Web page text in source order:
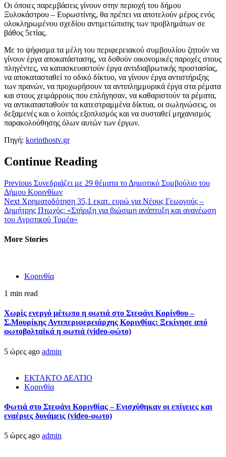
Οι όποιες παρεμβάσεις γίνουν στην περιοχή του δήμου
Ξυλοκάστρου – Ευρωστίνης, θα πρέπει να αποτελούν μέρος ενός
ολοκληρωμένου σχεδίου αντιμετώπισης των προβλημάτων σε
βάθος 5ετίας.
Με το ψήφισμα τα μέλη του περιφερειακού συμβουλίου ζητούν να
γίνουν έργα αποκατάστασης, να δοθούν οικονομικές παροχές στους
πληγέντες, να κατασκευαστούν έργα αντιδιαβρωτικής προστασίας,
να αποκατασταθεί το οδικό δίκτυο, να γίνουν έργα αντιστήριξης
των πρανών, να προχωρήσουν τα αντιπλημμυρικά έργα στα ρέματα
και στους χειμάρρους που επλήγησαν, να καθαριστούν τα ρέματα,
να αντικατασταθούν τα κατεστραμμένα δίκτυα, οι σωληνώσεις, οι
δεξαμενές και ο λοιπός εξοπλισμός και να συσταθεί μηχανισμός
παρακολούθησης όλων αυτών των έργων.
Πηγή: korinthostv.gr
Continue Reading
Previous Συνεδριάζει με 29 θέματα το Δημοτικό Συμβούλιο του
Δήμου Κορινθίων
Next Χρηματοδότηση 35,1 εκατ. ευρώ για Νέους Γεωργούς –
Δημήτρης Πτωχός: «Στήριξη για βιώσιμη ανάπτυξη και ανανέωση
του Αγροτικού Τομέα»
More Stories
Κορινθία
1 min read
Χωρίς ενεργό μέτωπο η φωτιά στο Στεφάνι Κορίνθου –
Σ.Μουρίκης Αντιπεριφερειάρχης Κορινθίας: Ξεκίνησε από
φωτοβολταϊκά η φωτιά (video-φώτο)
5 ώρες ago admin
ΕΚΤΑΚΤΟ ΔΕΛΤΙΟ
Κορινθία
Φωτιά στο Στεφάνι Κορινθίας – Ενισχύθηκαν οι επίγειες και
εναέριες δυνάμεις (video-φωτο)
5 ώρες ago admin